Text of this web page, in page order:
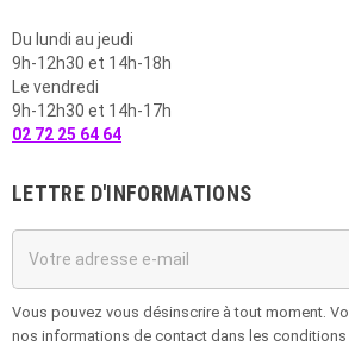
Du lundi au jeudi
9h-12h30 et 14h-18h
Le vendredi
9h-12h30 et 14h-17h
02 72 25 64 64
LETTRE D'INFORMATIONS
Vous pouvez vous désinscrire à tout moment.
nos informations de contact dans les